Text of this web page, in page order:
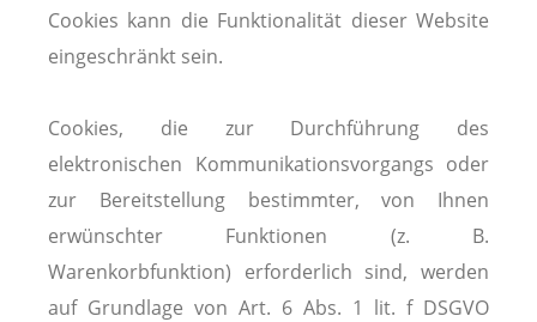
Cookies kann die Funktionalität dieser Website
eingeschränkt sein.
Cookies, die zur Durchführung des
elektronischen Kommunikationsvorgangs oder
zur Bereitstellung bestimmter, von Ihnen
erwünschter Funktionen (z. B.
Warenkorbfunktion) erforderlich sind, werden
auf Grundlage von Art. 6 Abs. 1 lit. f DSGVO